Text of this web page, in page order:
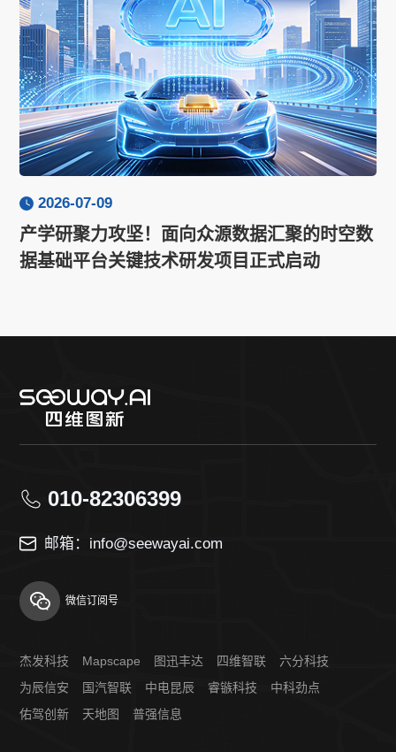
2026-07-09
产学研聚力攻坚！面向众源数据汇聚的时空数
据基础平台关键技术研发项目正式启动
010-82306399
邮箱：info@seewayai.com
微信订阅号
杰发科技 Mapscape 图迅丰达 四维智联
六分科技
为辰信安
国汽智联 中电昆辰 睿镞科技
中科劲点
佑驾创新
天地图 普强信息